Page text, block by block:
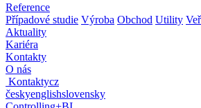
Reference
Případové studie Výroba Obchod Utility
Aktuality
Kariéra
Kontakty
O nás
Kontaktycz
českyenglishslovensky